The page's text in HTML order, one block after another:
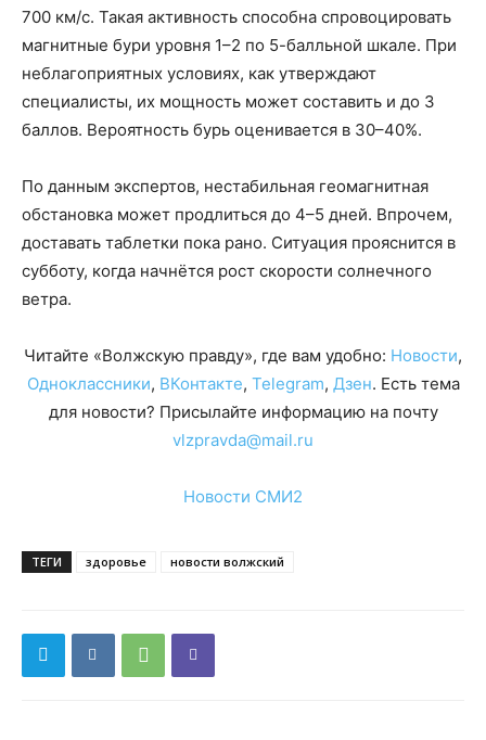
700 км/с. Такая активность способна спровоцировать
магнитные бури уровня 1–2 по 5-балльной шкале. При
неблагоприятных условиях, как утверждают
специалисты, их мощность может составить и до 3
баллов. Вероятность бурь оценивается в 30–40%.
По данным экспертов, нестабильная геомагнитная
обстановка может продлиться до 4–5 дней. Впрочем,
доставать таблетки пока рано. Ситуация прояснится в
субботу, когда начнётся рост скорости солнечного
ветра.
Читайте «Волжскую правду», где вам удобно: Новости,
Одноклассники, ВКонтакте, Telegram, Дзен. Есть тема
для новости? Присылайте информацию на почту
vlzpravda@mail.ru
Новости СМИ2
ТЕГИ здоровье новости волжский